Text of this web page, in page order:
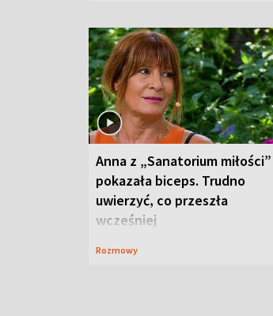
Anna z „Sanatorium miłości”
pokazała biceps. Trudno
uwierzyć, co przeszła
wcześniej
Rozmowy